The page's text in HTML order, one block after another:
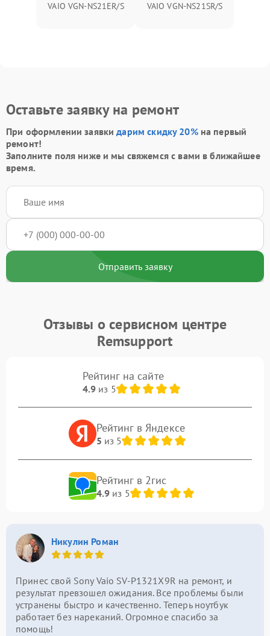
VAIO VGN-NS21ER/S VAIO VGN-NS21SR/S
Оставьте заявку на ремонт
При оформлении заявкидарим скидку 20%на первый
ремонт!
Заполните поля ниже и мы свяжемся с вами в ближайшее
время.
Отправить заявку
Отзывы о сервисном центре
Remsupport
Рейтинг на сайте
4.9из 5
Рейтинг в Яндексе
5 из 5
Рейтинг в 2гис
4.9из 5
Никулин Роман
Принес свой Sony Vaio SV-P1321X9R на ремонт, и
результат превзошел ожидания. Все проблемы были
устранены быстро и качественно. Теперь ноутбук
работает без нареканий. Огромное спасибо за
помощь!